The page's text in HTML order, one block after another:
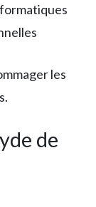
les
de